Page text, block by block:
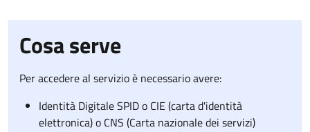
Cosa serve
Per accedere al servizio è necessario avere:
Identità Digitale SPID o CIE (carta d'identità
elettronica) o CNS (Carta nazionale dei servizi)